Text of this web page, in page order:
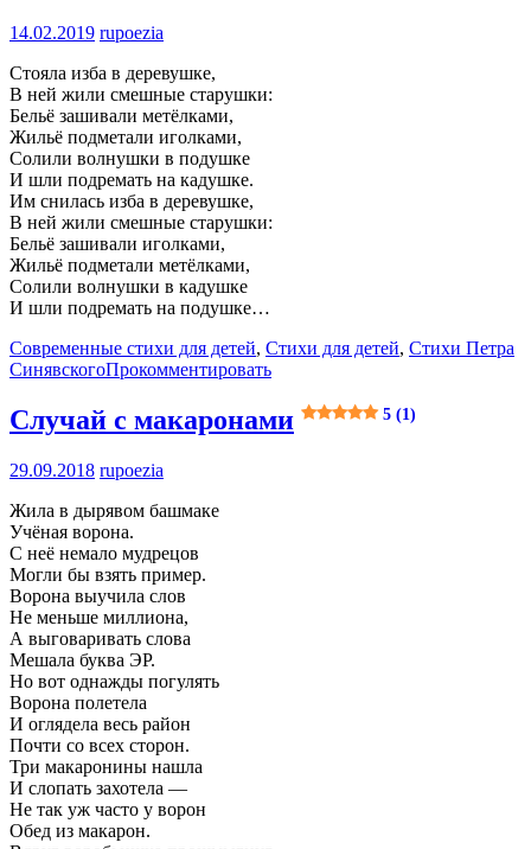
14.02.2019 rupoezia
Стояла изба в деревушке,
В ней жили смешные старушки:
Бельё зашивали метёлками,
Жильё подметали иголками,
Солили волнушки в подушке
И шли подремать на кадушке.
Им снилась изба в деревушке,
В ней жили смешные старушки:
Бельё зашивали иголками,
Жильё подметали метёлками,
Солили волнушки в кадушке
И шли подремать на подушке…
Современные стихи для детей, Стихи для детей, Стихи Петра
СинявскогоПрокомментировать
Случай с макаронами 5 (1)
29.09.2018 rupoezia
Жила в дырявом башмаке
Учёная ворона.
С неё немало мудрецов
Могли бы взять пример.
Ворона выучила слов
Не меньше миллиона,
А выговаривать слова
Мешала буква ЭР.
Но вот однажды погулять
Ворона полетела
И оглядела весь район
Почти со всех сторон.
Три макаронины нашла
И слопать захотела —
Не так уж часто у ворон
Обед из макарон.